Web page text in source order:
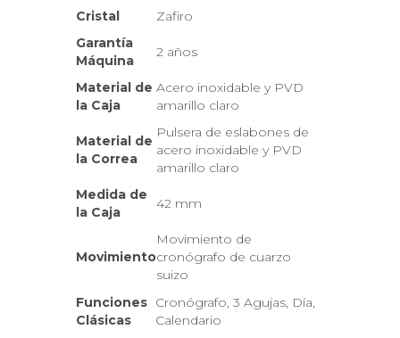
Cristal
Zafiro
Garantía
Máquina
2 años
Material de
la Caja
Acero inoxidable y PVD
amarillo claro
Material de
la Correa
Pulsera de eslabones de
acero inoxidable y PVD
amarillo claro
Medida de
la Caja
42 mm
Movimiento
Movimiento de
cronógrafo de cuarzo
suizo
Funciones
Clásicas
Cronógrafo, 3 Agujas, Día,
Calendario